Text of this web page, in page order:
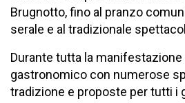
Brugnotto, fino al pranzo
serale e al tradizionale
Durante tutta la
gastronomico con numerose
tradizione e proposte per tutti i